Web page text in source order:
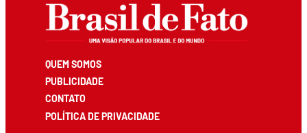
QUEM SOMOS
PUBLICIDADE
CONTATO
POLÍTICA DE PRIVACIDADE